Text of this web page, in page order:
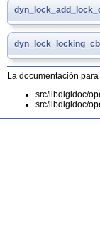
dyn_lock_locking_cb
La documentación
src/libdigidoc/
src/libdigidoc/